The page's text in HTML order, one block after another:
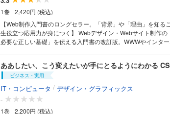
5 デザインを見直してみよう CHAPTER 6 配色を見直してみ
の基本を押さえる CHAPTER 9 SEOを意識してコンテンツを
CHAPTER 10 集客アップにチャレンジしよう CHAPTER 11
解析の基本を学ぼう CHAPTER 12 リスティング広告を活用し
という人 ・Web制作者を目指している人 ・Webサイトを運営し
食店や小売店の店長・Web担当者 ※本電子書籍は、2016年6月11日発行の
紙書籍第1版第2刷を底本に作成しました。
1巻
2,420円 (税込)
【Web制作入門書のロングセラー。「背景」や「理由」を知る
生役立つ応用力が身につく】 Webデザイン・Webサイト制作の「本当に
必要な正しい基礎」を伝える入門書の改訂版。WWWやインタ
います。改訂版ではHTML5をベースにした内容に改変し、レス
Webデザインに対応した簡単なサンプルサイトを制作する章を
たほか、SVGやサイトデータのバージョン管理に関する解説も追
た。本書の一番の特長は基礎的な知識や技術解説とともに、「な
するのか？」といった「背景」や「理由」にも踏み込んで説明し
です。最新の情報や技術手法を扱うだけではなく、根本的な仕組
ああしたい、こう変えたいが手にとるようにわかる
ビジネス・実用
IT・コンピュータ / デザイン・グラフィックス
-
1巻
2,200円 (税込)